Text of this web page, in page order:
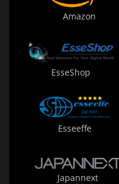
Amazon
EsseShop
Esseeffe
Japannext